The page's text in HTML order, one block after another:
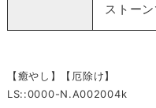
ストーン
【癒やし】【厄除け】
LS::0000-N.A002004k